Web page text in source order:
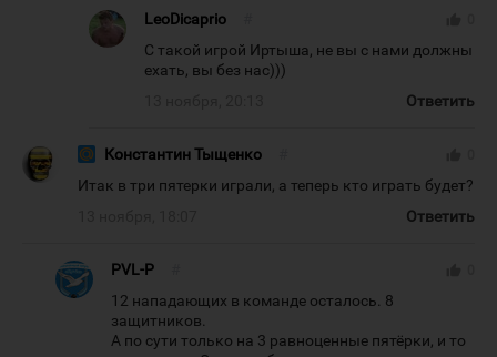
LeoDicaprio
С такой игрой Иртыша, не вы с нами должны
ехать, вы без нас)))
Ответить
Константин Тыщенко
Итак в три пятерки играли, а теперь кто играть будет?
Ответить
PVL-P
12 нападающих в команде осталось. 8
защитников.
А по сути только на 3 равноценные пятёрки, и то